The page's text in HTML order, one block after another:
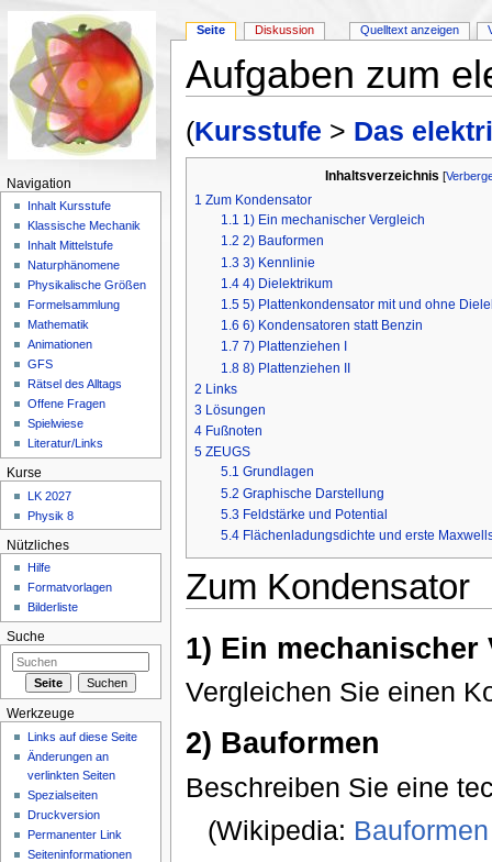
Aufgaben zum
(Kursstufe > Das
Inhaltsverzeichnis [
1 Zum Kondensator
1.1 1) Ein mechanischer Vergleich
1.2 2) Bauformen
1.3 3) Kennlinie
1.4 4) Dielektrikum
1.5 5) Plattenkondensator mit und ohne
1.6 6) Kondensatoren statt Benzin
1.7 7) Plattenziehen I
1.8 8) Plattenziehen II
2 Links
3 Lösungen
4 Fußnoten
5 ZEUGS
5.1 Grundlagen
5.2 Graphische Darstellung
5.3 Feldstärke und Potential
5.4 Flächenladungsdichte und erste
Zum Kondensator
1) Ein mechanischer
Vergleichen Sie einen
2) Bauformen
Beschreiben Sie eine
(Wikipedia:
Seite Diskussion Quelltext anzeigen
Navigation
Inhalt Kursstufe
Klassische Mechanik
Inhalt Mittelstufe
Naturphänomene
Physikalische Größen
Formelsammlung
Mathematik
Animationen
GFS
Rätsel des Alltags
Offene Fragen
Spielwiese
Literatur/Links
Kurse
LK 2027
Physik 8
Nützliches
Hilfe
Formatvorlagen
Bilderliste
Suche
Werkzeuge
Links auf diese Seite
Änderungen an
verlinkten Seiten
Spezialseiten
Druckversion
Permanenter Link
Seiteninformationen